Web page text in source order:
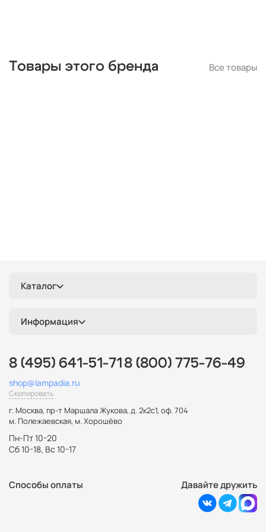
Товары этого бренда Все товары
Каталог
Информация
8 (495) 641-51-71 8 (800) 775-76-49
shop@lampadia.ru
Скопировать
г. Москва, пр-т Маршала Жукова, д. 2к2с1, оф. 704
м. Полежаевская, м. Хорошёво
Пн-Пт 10-20
Сб 10-18, Вс 10-17
Способы оплаты Давайте дружить